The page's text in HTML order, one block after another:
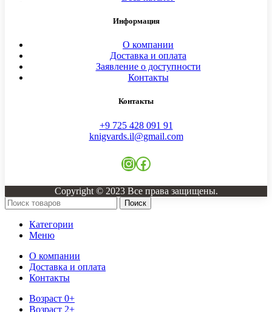
Информация
О компании
Доставка и оплата
Заявление о доступности
Контакты
Контакты
+9 725 428 091 91
knigvards.il@gmail.com
Copyright © 2023 Все права защищены.
Поиск
Категории
Меню
О компании
Доставка и оплата
Контакты
Возраст 0+
Возраст 2+